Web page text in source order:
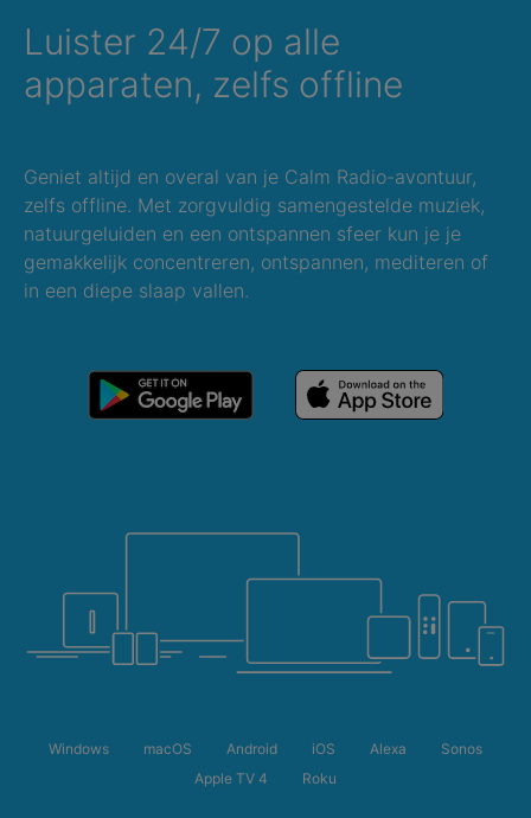
Luister 24/7 op alle
apparaten, zelfs offline
Geniet altijd en overal van je Calm Radio-avontuur,
zelfs offline. Met zorgvuldig samengestelde muziek,
natuurgeluiden en een ontspannen sfeer kun je je
gemakkelijk concentreren, ontspannen, mediteren of
in een diepe slaap vallen.
Windows macOS Android iOS Alexa
Sonos
Apple TV 4
Roku